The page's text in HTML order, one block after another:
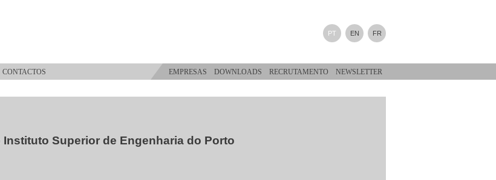
PT EN FR
CONTACTOS EMPRESAS DOWNLOADS RECRUTAMENTO NEWSLETTER
Superior de Engenharia do Porto